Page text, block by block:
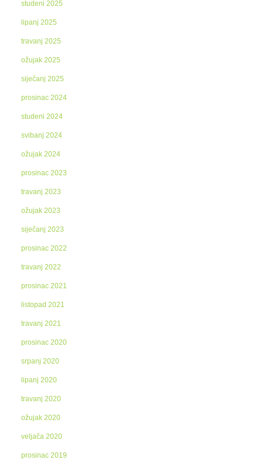
studeni 2025
lipanj 2025
travanj 2025
ožujak 2025
siječanj 2025
prosinac 2024
studeni 2024
svibanj 2024
ožujak 2024
prosinac 2023
travanj 2023
ožujak 2023
siječanj 2023
prosinac 2022
travanj 2022
prosinac 2021
listopad 2021
travanj 2021
prosinac 2020
srpanj 2020
lipanj 2020
travanj 2020
ožujak 2020
veljača 2020
prosinac 2019